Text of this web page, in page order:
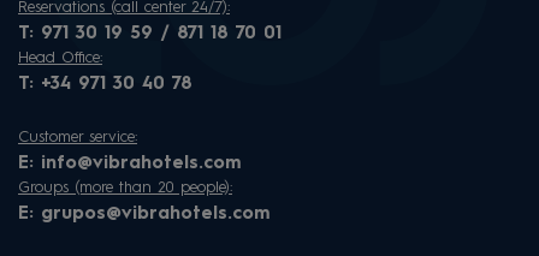
Reservations (call center 24/7):
T: 971 30 19 59 / 871 18 70 01
Head Office:
T: +34 971 30 40 78
Customer service:
E: info@vibrahotels.com
Groups (more than 20 people):
E: grupos@vibrahotels.com